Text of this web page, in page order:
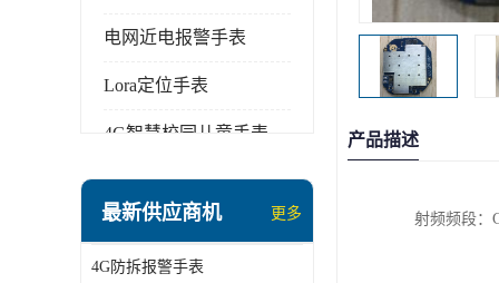
电网近电报警手表
Lora定位手表
4G智慧校园儿童手表
指静脉识别智能锁
2G/BT4.0智能睡眠带
最新供应商机 更多
4G防拆报警手表
产品描述
射频频段：